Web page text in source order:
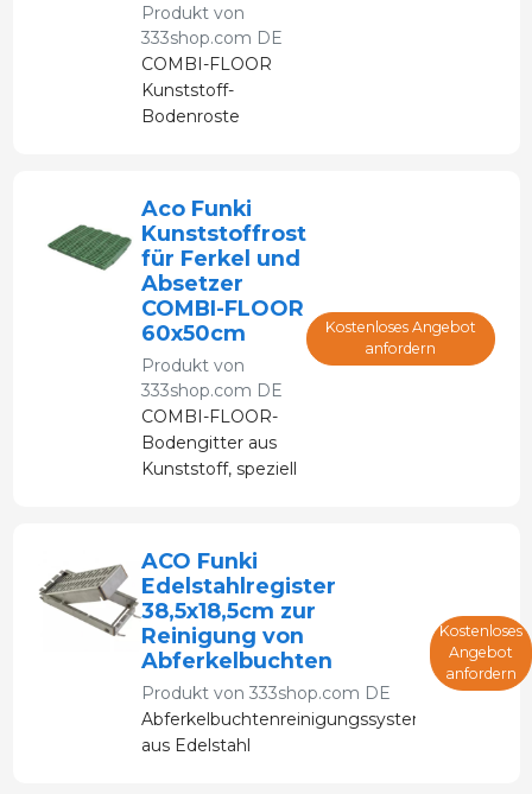
Produkt von
333shop.com DE
COMBI-FLOOR
Kunststoff-
Bodenroste
Aco Funki
Kunststoffrost
für Ferkel und
Absetzer
COMBI-FLOOR
60x50cm
Produkt von
333shop.com DE
COMBI-FLOOR-
Bodengitter aus
Kunststoff, speziell
Kostenloses Angebot
anfordern
ACO Funki
Edelstahlregister
38,5x18,5cm zur
Reinigung von
Abferkelbuchten
Produkt von 333shop.com DE
Abferkelbuchtenreinigungssystem
aus Edelstahl
Kostenloses
Angebot
anfordern